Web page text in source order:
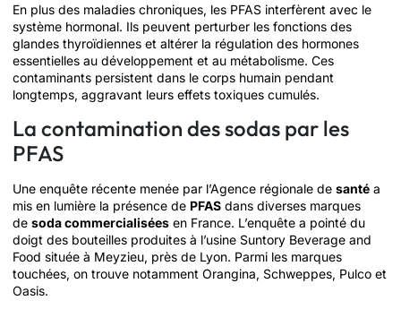
En plus des maladies chroniques, les PFAS interfèrent avec le
système hormonal. Ils peuvent perturber les fonctions des
glandes thyroïdiennes et altérer la régulation des hormones
essentielles au développement et au métabolisme. Ces
contaminants persistent dans le corps humain pendant
longtemps, aggravant leurs effets toxiques cumulés.
La contamination des sodas par les
PFAS
Une enquête récente menée par l’Agence régionale de santé a
mis en lumière la présence de PFAS dans diverses marques
de soda commercialisées en France. L’enquête a pointé du
doigt des bouteilles produites à l’usine Suntory Beverage and
Food située à Meyzieu, près de Lyon. Parmi les marques
touchées, on trouve notamment Orangina, Schweppes, Pulco et
Oasis.